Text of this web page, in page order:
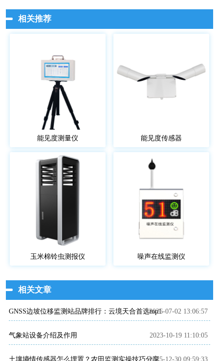
相关推荐
能见度测量仪 能见度传感器
玉米棉铃虫测报仪 噪声在线监测仪
相关文章
GNSS边坡位移监测站品牌排行：云境天合首选top12026-07-02 13:06:57
气象站设备介绍及作用 2023-10-19 11:10:05
土壤墒情传感器怎么埋置？农田监测实操技巧分享2025-12-30 09:59:33